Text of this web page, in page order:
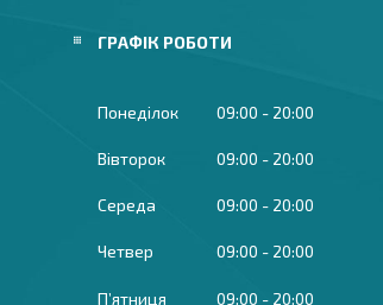
ГРАФІК РОБОТИ
Понеділок 09:00 20:00
Вівторок 09:00 20:00
Середа 09:00 20:00
Четвер 09:00 20:00
Пʼятниця 09:00 20:00